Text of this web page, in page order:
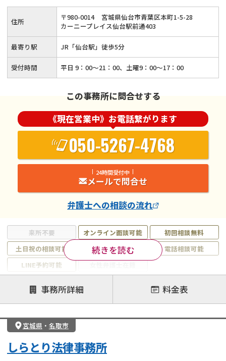
来所不要 オンライン面談可能
初回相談無料
土日祝の相談可能
19時以降電話可能
電話相談可能
LINE予約可能
注力案件
離婚前相談
離婚調停
離婚裁判
親権・面会交流権
DV
モラハラ
不貞・不倫慰謝料請求
財産分与
内縁の夫婦
続きを読む
住所 〒980-0014
宮城県仙台市青葉区本町1-5-28
カーニープレイス仙台駅前通403
最寄り駅 JR「仙台駅」徒歩5分
受付時間 平日 9：00～21：00、土曜9：00～17：00
この事務所に問合せする
《現在営業中》お電話繋がります
050-5267-4768
24時間受付中
メールで問合せ
弁護士への相談の流れ
事務所詳細 料金表
宮城県 ・ 名取市
しらとり法律事務所